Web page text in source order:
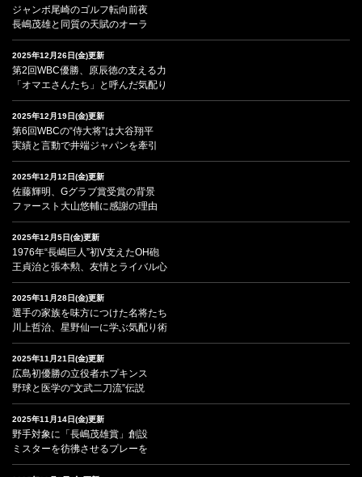
ジャンボ尾崎のゴルフ転向前夜
長嶋茂雄と同質の天賦のオーラ
2025年12月26日(金)更新
第2回WBC優勝、原辰徳の支える力
「オマエさんたち」と呼んだ気配り
2025年12月19日(金)更新
第6回WBCの“侍大将”は大谷翔平
実績と言動で井端ジャパンを牽引
2025年12月12日(金)更新
佐藤輝明、Gグラブ賞受賞の背景
ファースト大山悠輔に感謝の理由
2025年12月5日(金)更新
1976年“長嶋巨人”初V支えたOH砲
王貞治と張本勲、友情とライバル心
2025年11月28日(金)更新
選手の家族を味方につけた名将たち
川上哲治、星野仙一に学ぶ気配り術
2025年11月21日(金)更新
広島初優勝の立役者ホプキンス
野球と医学の“文武二刀流”伝説
2025年11月14日(金)更新
野手対象に「長嶋茂雄賞」創設
ミスターを彷彿させるプレーを